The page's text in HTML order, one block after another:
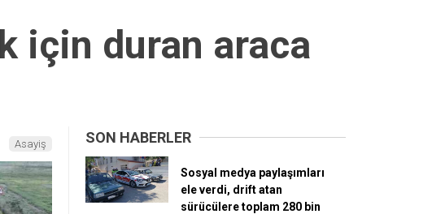
için duran araca
Asayiş SON HABERLER
Sosyal medya paylaşımları
ele verdi, drift atan
sürücülere toplam 280 bin